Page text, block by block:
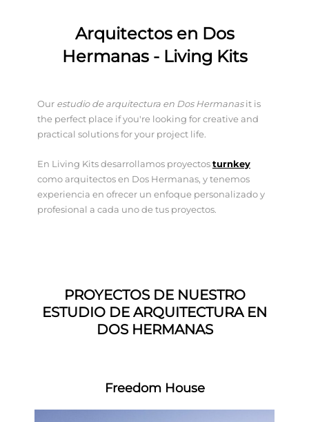
Arquitectos en Dos
Hermanas - Living Kits
Our estudio de arquitectura en Dos Hermanasit is
the perfect place if you're looking for creative and
practical solutions for your project life.
En Living Kits desarrollamos proyectosturnkey
como arquitectos en Dos Hermanas, y tenemos
experiencia en ofrecer un enfoque personalizado y
profesional a cada uno de tus proyectos.
PROYECTOS DE NUESTRO
ESTUDIO DE ARQUITECTURA EN
DOS HERMANAS
Freedom House